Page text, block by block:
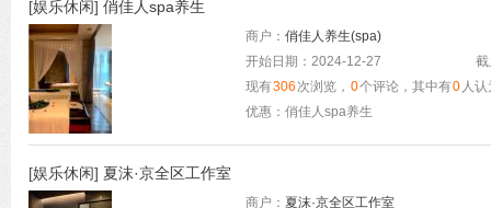
[娱乐休闲] 俏佳人spa养生
商户： 俏佳人养生(spa)
开始日期：2024-12-27
现有306 次浏览， 0个评论，其中有0 人
优惠：俏佳人spa养生
[娱乐休闲] 夏沫·京全区工作室
商户： 夏沫·京全区工作室